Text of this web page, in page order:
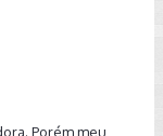
Porém meu